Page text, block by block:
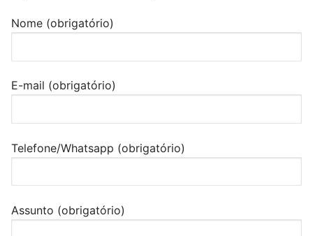
Nome (obrigatório)
E-mail (obrigatório)
Telefone/Whatsapp (obrigatório)
Assunto (obrigatório)